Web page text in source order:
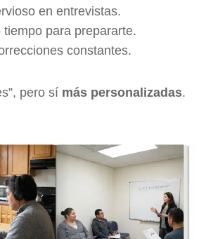
en entrevistas.
tiempo para prepararte.
constantes.
pero sí más personalizadas.